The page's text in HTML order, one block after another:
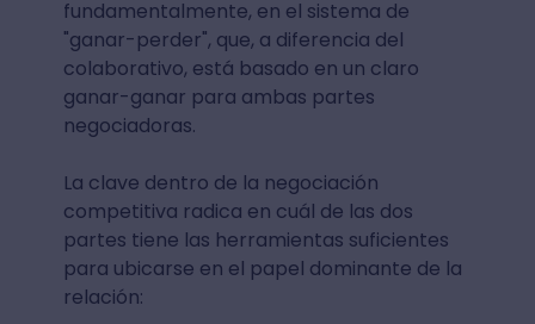
fundamentalmente, en el sistema de
"ganar-perder", que, a diferencia del
colaborativo, está basado en un claro
ganar-ganar para ambas partes
negociadoras.
La clave dentro de la negociación
competitiva radica en cuál de las dos
partes tiene las herramientas suficientes
para ubicarse en el papel dominante de la
relación: